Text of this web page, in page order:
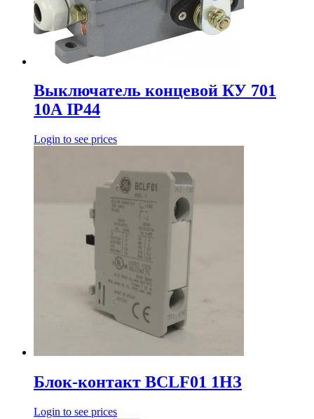
Выключатель концевой КУ 701
10А IP44
Login to see prices
Блок-контакт BCLF01 1HЗ
Login to see prices